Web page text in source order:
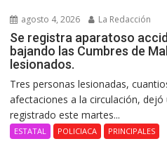
agosto 4, 2026 La Redacción
Se registra aparatoso
bajando las Cumbres de
lesionados.
Tres personas lesionadas,
afectaciones a la circulación,
registrado este martes...
ESTATAL POLICIACA PRINCIPALES